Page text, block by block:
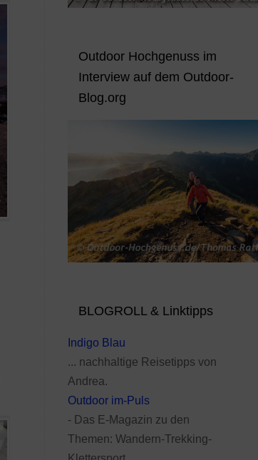
Outdoor Hochgenuss im
Interview auf dem Outdoor-
Blog.org
BLOGROLL & Linktipps
Indigo Blau
... nachhaltige Reisetipps von
Andrea.
Outdoor im-Puls
- Das E-Magazin zu den
Themen: Wandern-Trekking-